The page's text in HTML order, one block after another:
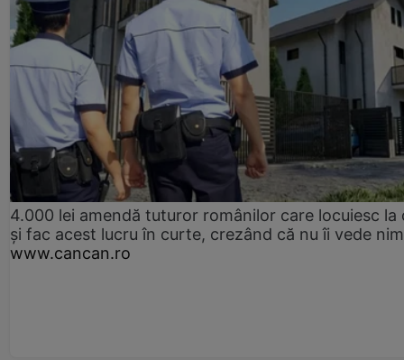
4.000 lei amendă tuturor românilor care locuiesc la
și fac acest lucru în curte, crezând că nu îi vede
www.cancan.ro